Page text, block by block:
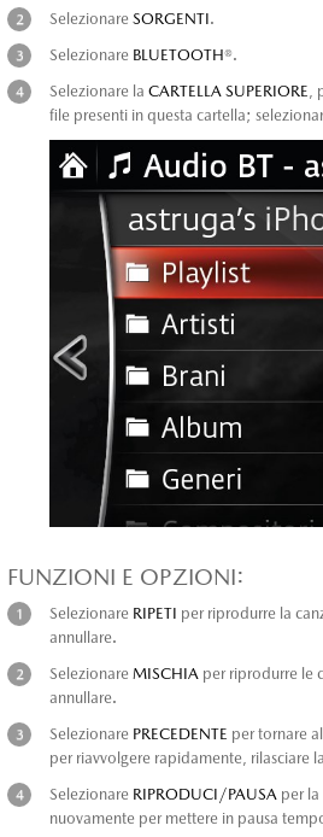
Selezionare SORGENTI.
Selezionare BLUETOOTH®.
Selezionare la CARTELLA SUPERIORE,
file presenti in questa cartella;
FUNZIONI E OPZIONI:
Selezionare RIPETI per riprodurre la
annullare.
Selezionare MISCHIA per riprodurre le
annullare.
Selezionare PRECEDENTE per tornare
per riavvolgere rapidamente, rilasciare
Selezionare RIPRODUCI/PAUSA per
nuovamente per mettere in pausa